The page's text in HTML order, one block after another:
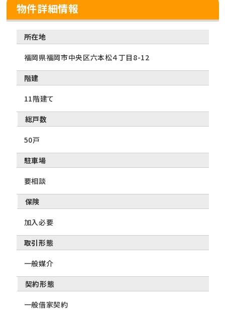
物件詳細情報
所在地
福岡県福岡市中央区六本松４丁目8-12
階建
11階建て
総戸数
50戸
駐車場
要相談
保険
加入必要
取引形態
一般媒介
契約形態
一般借家契約